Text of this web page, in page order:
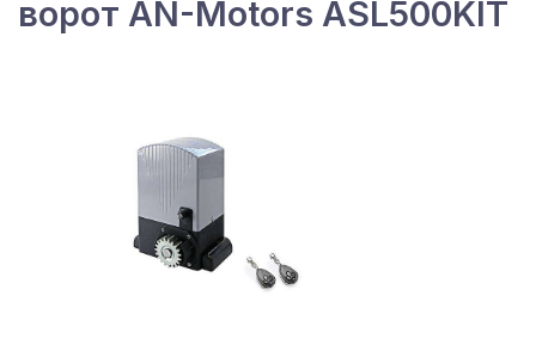
ворот AN-Motors ASL500KIT